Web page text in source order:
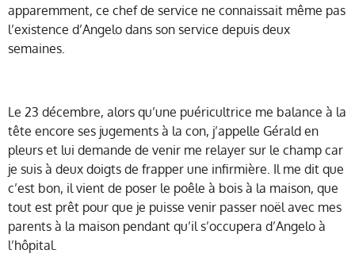
apparemment, ce chef de service ne connaissait même pas
l’existence d’Angelo dans son service depuis deux
semaines.
Le 23 décembre, alors qu’une puéricultrice me balance à la
tête encore ses jugements à la con, j’appelle Gérald en
pleurs et lui demande de venir me relayer sur le champ car
je suis à deux doigts de frapper une infirmière. Il me dit que
c’est bon, il vient de poser le poêle à bois à la maison, que
tout est prêt pour que je puisse venir passer noël avec mes
parents à la maison pendant qu’il s’occupera d’Angelo à
l’hôpital.